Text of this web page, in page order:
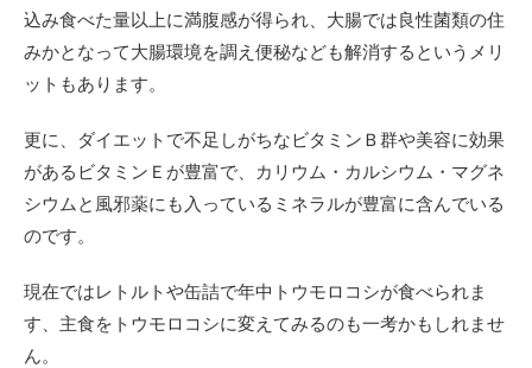
込み食べた量以上に満腹感が得られ、大腸では良性菌類の住
みかとなって大腸環境を調え便秘なども解消するというメリ
ットもあります。
更に、ダイエットで不足しがちなビタミンＢ群や美容に効果
があるビタミンＥが豊富で、カリウム・カルシウム・マグネ
シウムと風邪薬にも入っているミネラルが豊富に含んでいる
のです。
現在ではレトルトや缶詰で年中トウモロコシが食べられま
す、主食をトウモロコシに変えてみるのも一考かもしれませ
ん。